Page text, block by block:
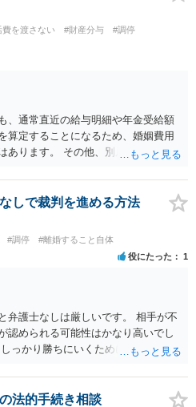
費を渡さない #財産分与
#調停
、通常直近の給与明細や年金受給額
算定することになるため、婚姻費用
あります。 その他、別居の経緯、質
思います。
しで裁判を進める方法
#調停 #離婚すること自体
役にたった 1
弁護士なしは厳しいです。 相手が不
認められる可能性はかなり高いでし
っかり勝ちにいくためにも弁護士委
法的手続き相談